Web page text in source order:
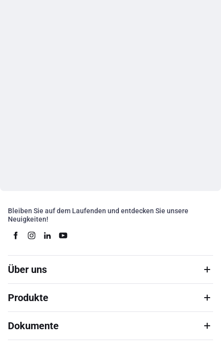
Bleiben Sie auf dem Laufenden und entdecken Sie unsere
Neuigkeiten!
Über uns
Produkte
Dokumente